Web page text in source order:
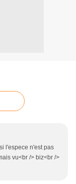
l'espece n'est pas
vu<br /> biz<br />